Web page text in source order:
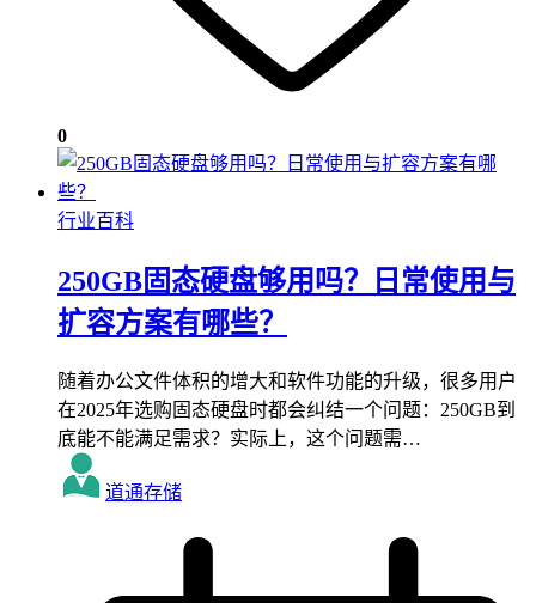
0
行业百科
250GB固态硬盘够用吗？日常使用与
扩容方案有哪些？
随着办公文件体积的增大和软件功能的升级，很多用户
在2025年选购固态硬盘时都会纠结一个问题：250GB到
底能不能满足需求？实际上，这个问题需…
道通存储